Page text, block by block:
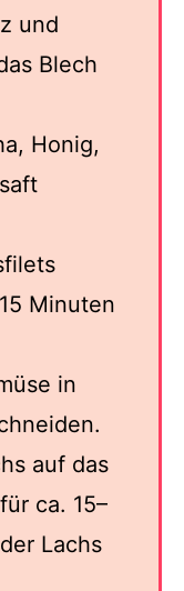
und
Blech
Honig,
Minuten
in
auf das
ca. 15–
Lachs